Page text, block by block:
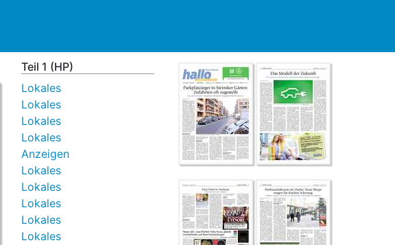
Teil 1 (HP)
Lokales
Lokales
Lokales
Lokales
Anzeigen
Lokales
Lokales
Lokales
Lokales
Lokales